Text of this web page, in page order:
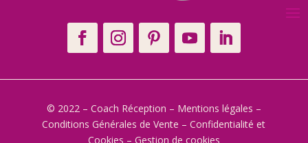
© 2022 – Coach Réception – Mentions légales –
Conditions Générales de Vente –Confidentialité et
Cookies – Gestion de cookies